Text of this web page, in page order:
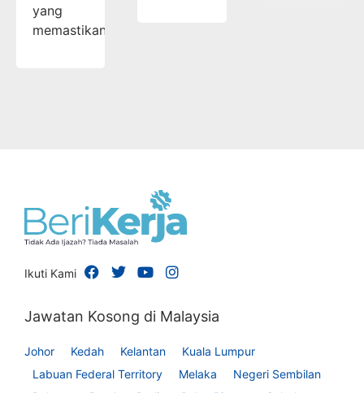
yang
memastikan…
Ikuti Kami
Jawatan Kosong di Malaysia
Johor Kedah Kelantan
Kuala Lumpur
Labuan Federal Territory
Melaka
Negeri Sembilan